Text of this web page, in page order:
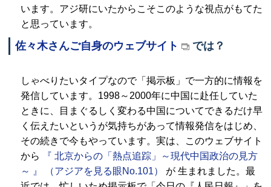
います。アジ研にいたからこそこのような視点がもてた
と思っています。
佐々木さんご自身のウェブサイト では？
しゃべりたいタイプなので「掲示板」で一方的に情報を
発信しています。1998～2000年に中国に赴任していた
ときに、目まぐるしく変わる中国についてできるだけ早
く伝えたいというが気持ちがあって情報発信をはじめ、
その続きで今もやっています。実は、このウェブサイト
から
『 北京からの「熱点追踪」～現代中国政治の見方
～
』 （アジアを見る眼No.101）
が 生まれました。最